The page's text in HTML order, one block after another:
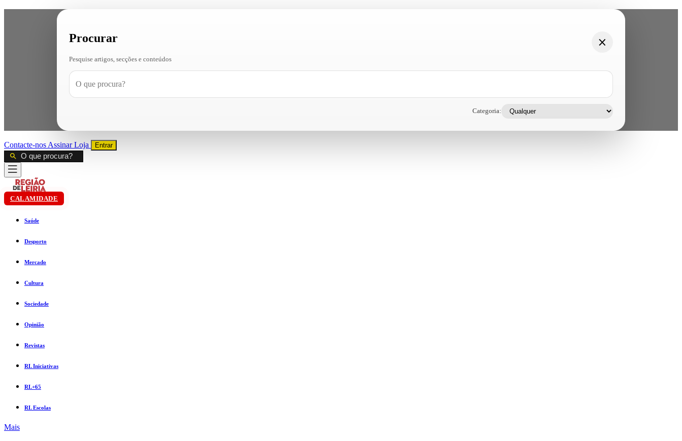
Procurar
Pesquise artigos, secções e conteúdos
Categoria:
Contacte-nos AssinarLoja Entrar
CALAMIDADE
Saúde
Desporto
Mercado
Cultura
Sociedade
Opinião
Revistas
RL Iniciativas
RL+65
RL Escolas
Mais